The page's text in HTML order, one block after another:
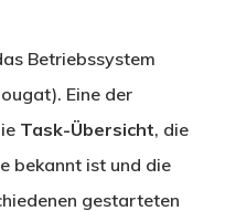
Betriebssystem
Eine der
Task-Übersicht, die
bekannt ist und die
gestarteten